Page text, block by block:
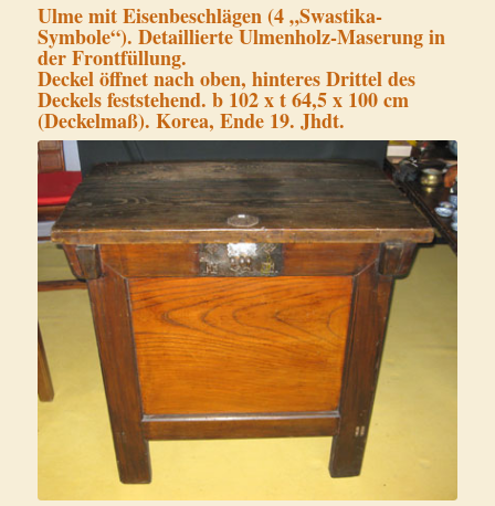
Ulme mit Eisenbeschlägen (4 „Swastika-
Symbole“). Detaillierte Ulmenholz-Maserung in
der Frontfüllung.
Deckel öffnet nach oben, hinteres Drittel des
Deckels feststehend. b 102 x t 64,5 x 100 cm
(Deckelmaß). Korea, Ende 19. Jhdt.